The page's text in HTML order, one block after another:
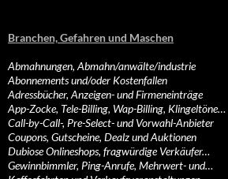
Branchen, Gefahren und Maschen
Abmahnungen, Abmahn/anwälte/industrie
Abonnements und/oder Kostenfallen
Adressbücher, Anzeigen- und Firmeneinträge
App-Zocke, Tele-Billing, Wap-Billing, Klingeltöne…
Call-by-Call-, Pre-Select- und Vorwahl-Anbieter
Coupons, Gutscheine, Dealz und Auktionen
Dubiose Onlineshops, fragwürdige Verkäufer…
Gewinnbimmler, Ping-Anrufe, Mehrwert- und…